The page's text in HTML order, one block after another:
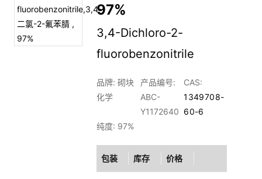
97%
3,4-Dichloro-2-
fluorobenzonitrile
品牌: 砌块
化学
产品编号:
ABC-
Y1172640
CAS:
1349708-
60-6
纯度: 97%
包装 库存 价格